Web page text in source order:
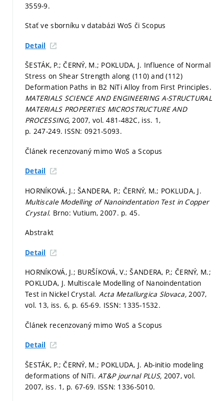
3559-9.
Stať ve sborníku v databázi WoS či Scopus
Detail
ŠESTÁK, P.; ČERNÝ, M.; POKLUDA, J. Influence of Normal
Stress on Shear Strength along (110) and (112)
Deformation Paths in B2 NiTi Alloy from First Principles.
MATERIALS SCIENCE AND ENGINEERING A-STRUCTURAL
MATERIALS PROPERTIES MICROSTRUCTURE AND
PROCESSING,2007, vol. 481-482C, iss. 1,
p. 247-249. ISSN: 0921-5093.
Článek recenzovaný mimo WoS a Scopus
Detail
HORNÍKOVÁ, J.; ŠANDERA, P.; ČERNÝ, M.; POKLUDA, J.
Multiscale Modelling of Nanoindentation Test in Copper
Crystal. Brno: Vutium, 2007. p. 45.
Abstrakt
Detail
HORNÍKOVÁ, J.; BURŠÍKOVÁ, V.; ŠANDERA, P.; ČERNÝ, M.;
POKLUDA, J. Multiscale Modelling of Nanoindentation
Test in Nickel Crystal. Acta Metallurgica Slovaca,2007,
vol. 13, iss. 6, p. 65-69. ISSN: 1335-1532.
Článek recenzovaný mimo WoS a Scopus
Detail
ŠESTÁK, P.; ČERNÝ, M.; POKLUDA, J. Ab-initio modeling
deformations of NiTi.AT&P journal PLUS, 2007, vol.
2007, iss. 1, p. 67-69. ISSN: 1336-5010.